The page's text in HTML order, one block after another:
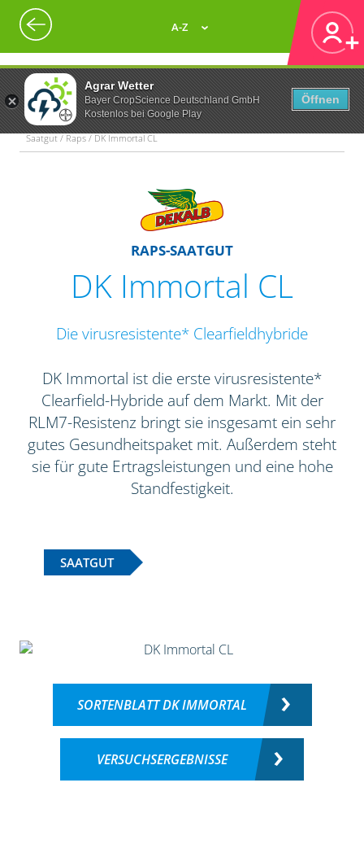
Agrar Wetter
Bayer CropScience Deutschland GmbH
Kostenlos bei Google Play
Öffnen
A-Z
Saatgut / Raps / DK Immortal CL
RAPS-SAATGUT
DK Immortal CL
Die virusresistente* Clearfieldhybride
DK Immortal ist die erste virusresistente*
Clearfield-Hybride auf dem Markt. Mit der
RLM7-Resistenz bringt sie insgesamt ein sehr
gutes Gesundheitspaket mit. Außerdem steht
sie für gute Ertragsleistungen und eine hohe
Standfestigkeit.
SAATGUT
SORTENBLATT DK IMMORTAL
VERSUCHSERGEBNISSE